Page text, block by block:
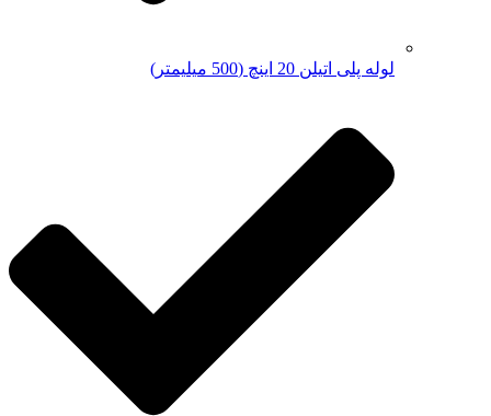
لوله پلی اتیلن 20 اینچ (500 میلیمتر)